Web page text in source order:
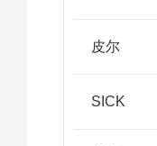
皮尔
SICK